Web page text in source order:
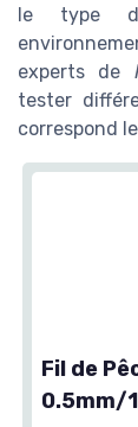
le type
experts de
tester
correspond
Fil de
0.5mm/